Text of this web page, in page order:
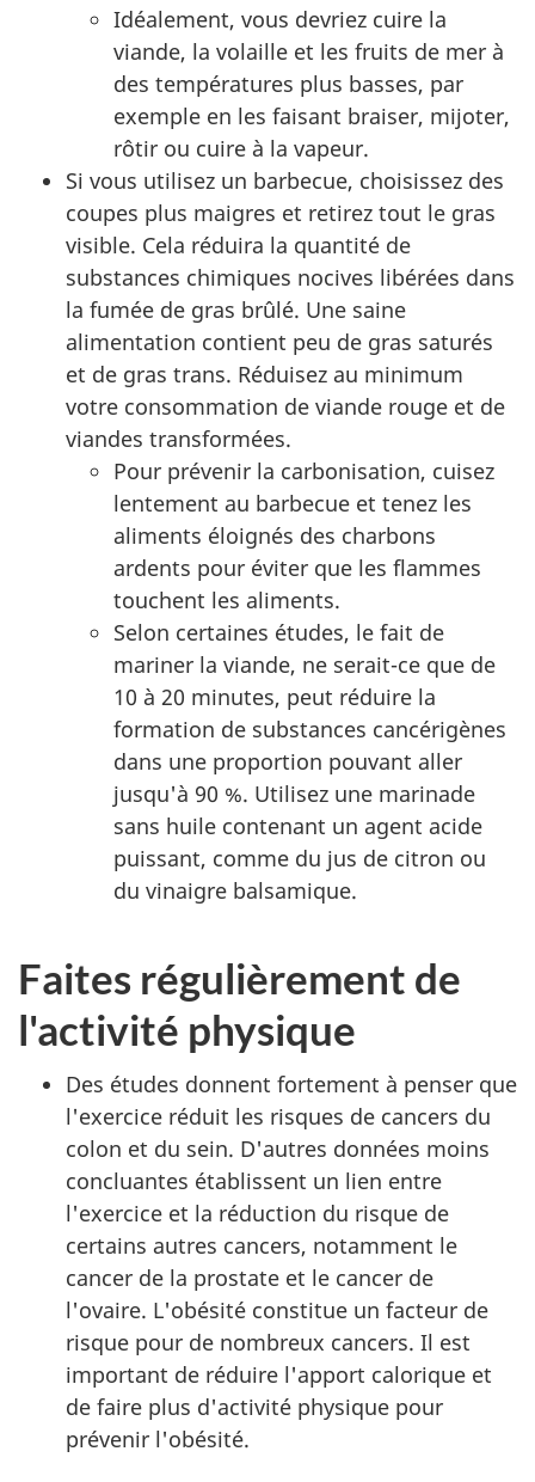
Idéalement, vous devriez cuire la
viande, la volaille et les fruits de mer à
des températures plus basses, par
exemple en les faisant braiser, mijoter,
rôtir ou cuire à la vapeur.
Si vous utilisez un barbecue, choisissez des
coupes plus maigres et retirez tout le gras
visible. Cela réduira la quantité de
substances chimiques nocives libérées dans
la fumée de gras brûlé. Une saine
alimentation contient peu de gras saturés
et de gras trans. Réduisez au minimum
votre consommation de viande rouge et de
viandes transformées.
Pour prévenir la carbonisation, cuisez
lentement au barbecue et tenez les
aliments éloignés des charbons
ardents pour éviter que les flammes
touchent les aliments.
Selon certaines études, le fait de
mariner la viande, ne serait-ce que de
10 à 20 minutes, peut réduire la
formation de substances cancérigènes
dans une proportion pouvant aller
jusqu'à 90 %. Utilisez une marinade
sans huile contenant un agent acide
puissant, comme du jus de citron ou
du vinaigre balsamique.
Faites régulièrement de
l'activité physique
Des études donnent fortement à penser que
l'exercice réduit les risques de cancers du
colon et du sein. D'autres données moins
concluantes établissent un lien entre
l'exercice et la réduction du risque de
certains autres cancers, notamment le
cancer de la prostate et le cancer de
l'ovaire. L'obésité constitue un facteur de
risque pour de nombreux cancers. Il est
important de réduire l'apport calorique et
de faire plus d'activité physique pour
prévenir l'obésité.